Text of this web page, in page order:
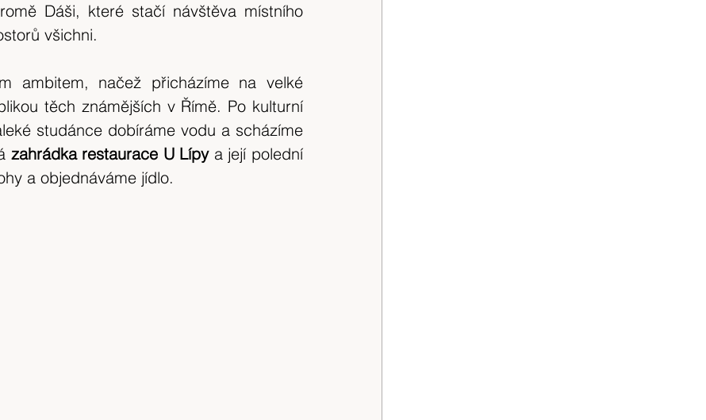
Dáši, které stačí návštěva místního
všichni.
ambitem, načež přicházíme na velké
těch známějších v Římě. Po kulturní
studánce dobíráme vodu a scházíme
zahrádka restaurace U Lípy a její polední
a objednáváme jídlo.